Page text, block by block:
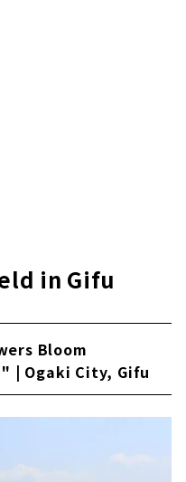
in Gifu
Bloom
| Ogaki City, Gifu